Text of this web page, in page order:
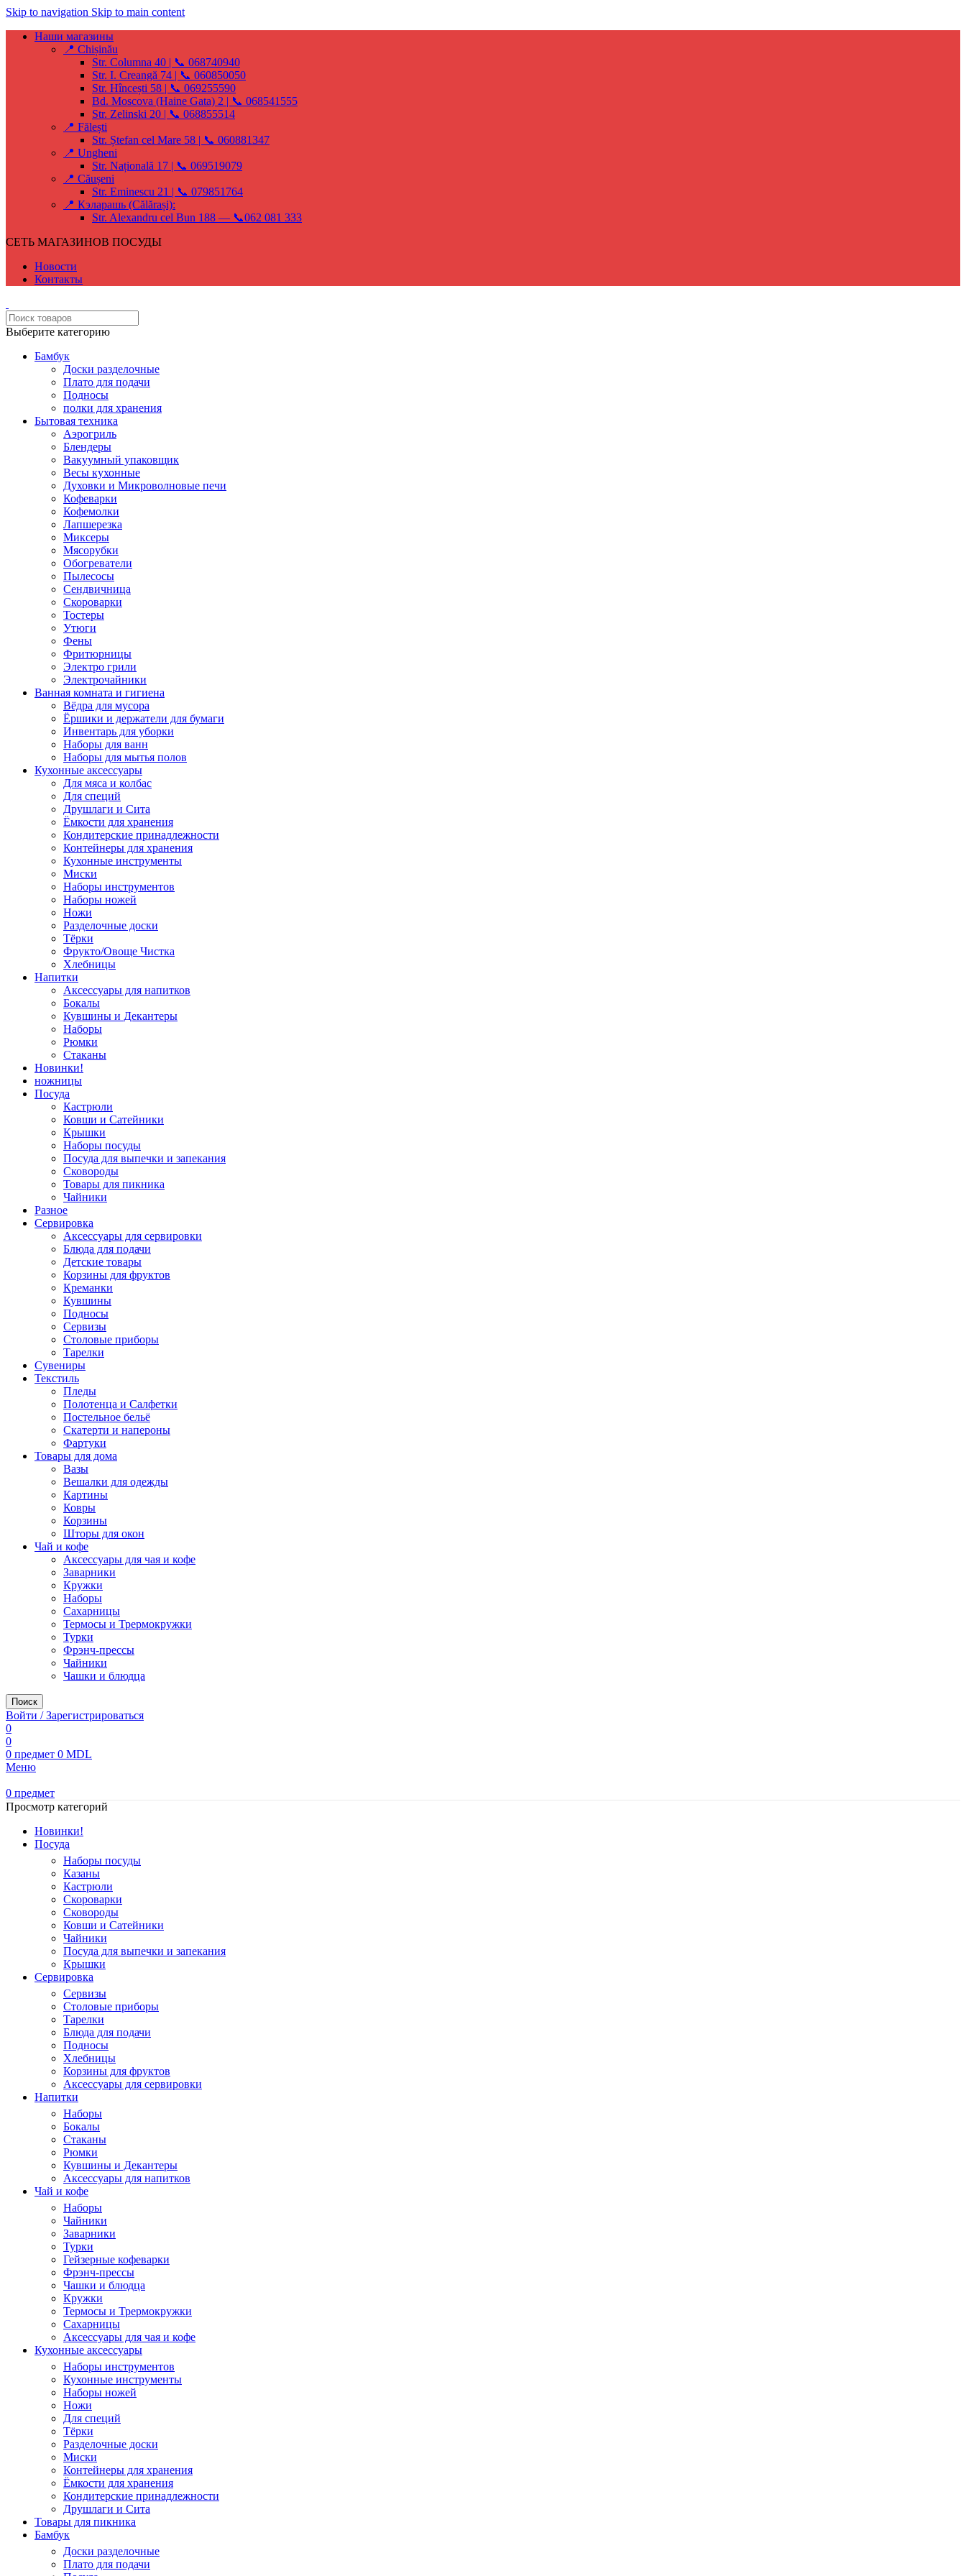
Skip to navigation Skip to main content
Наши магазины
📍 Chișinău
Str. Columna 40 | 📞 068740940
Str. I. Creangă 74 | 📞 060850050
Str. Hîncești 58 | 📞 069255590
Bd. Moscova (Haine Gata) 2 | 📞 068541555
Str. Zelinski 20 | 📞 068855514
📍 Fălești
Str. Ștefan cel Mare 58 | 📞 060881347
📍 Ungheni
Str. Națională 17 | 📞 069519079
📍 Căușeni
Str. Eminescu 21 | 📞 079851764
📍 Кэларашь (Călărași):
Str. Alexandru cel Bun 188 — 📞062 081 333
СЕТЬ МАГАЗИНОВ ПОСУДЫ
Новости
Контакты
Выберите категорию
Бамбук
Доски разделочные
Плато для подачи
Подносы
полки для хранения
Бытовая техника
Аэрогриль
Блендеры
Вакуумный упаковщик
Весы кухонные
Духовки и Микроволновые печи
Кофеварки
Кофемолки
Лапшерезка
Миксеры
Мясорубки
Обогреватели
Пылесосы
Сендвичница
Скороварки
Тостеры
Утюги
Фены
Фритюрницы
Электро грили
Электрочайники
Ванная комната и гигиена
Вёдра для мусора
Ёршики и держатели для бумаги
Инвентарь для уборки
Наборы для ванн
Наборы для мытья полов
Кухонные аксессуары
Для мяса и колбас
Для специй
Друшлаги и Сита
Ёмкости для хранения
Кондитерские принадлежности
Контейнеры для хранения
Кухонные инструменты
Миски
Наборы инструментов
Наборы ножей
Ножи
Разделочные доски
Тёрки
Фрукто/Овоще Чистка
Хлебницы
Напитки
Аксессуары для напитков
Бокалы
Кувшины и Декантеры
Наборы
Рюмки
Стаканы
Новинки!
ножницы
Посуда
Кастрюли
Ковши и Сатейники
Крышки
Наборы посуды
Посуда для выпечки и запекания
Сковороды
Товары для пикника
Чайники
Разное
Сервировка
Аксессуары для сервировки
Блюда для подачи
Детские товары
Корзины для фруктов
Креманки
Кувшины
Подносы
Сервизы
Столовые приборы
Тарелки
Сувениры
Текстиль
Пледы
Полотенца и Салфетки
Постельное бельё
Скатерти и напероны
Фартуки
Товары для дома
Вазы
Вешалки для одежды
Картины
Ковры
Корзины
Шторы для окон
Чай и кофе
Аксессуары для чая и кофе
Заварники
Кружки
Наборы
Сахарницы
Термосы и Трермокружки
Турки
Фрэнч-прессы
Чайники
Чашки и блюдца
Поиск
Войти / Зарегистрироваться
0
0
0 предмет 0 MDL
Меню
0 предмет
Просмотр категорий
Новинки!
Посуда
Наборы посуды
Казаны
Кастрюли
Скороварки
Сковороды
Ковши и Сатейники
Чайники
Посуда для выпечки и запекания
Крышки
Сервировка
Сервизы
Столовые приборы
Тарелки
Блюда для подачи
Подносы
Хлебницы
Корзины для фруктов
Аксессуары для сервировки
Напитки
Наборы
Бокалы
Стаканы
Рюмки
Кувшины и Декантеры
Аксессуары для напитков
Чай и кофе
Наборы
Чайники
Заварники
Турки
Гейзерные кофеварки
Фрэнч-прессы
Чашки и блюдца
Кружки
Термосы и Трермокружки
Сахарницы
Аксессуары для чая и кофе
Кухонные аксессуары
Наборы инструментов
Кухонные инструменты
Наборы ножей
Ножи
Для специй
Тёрки
Разделочные доски
Миски
Контейнеры для хранения
Ёмкости для хранения
Кондитерские принадлежности
Друшлаги и Сита
Товары для пикника
Бамбук
Доски разделочные
Плато для подачи